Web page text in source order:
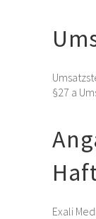
§27 a
Exali